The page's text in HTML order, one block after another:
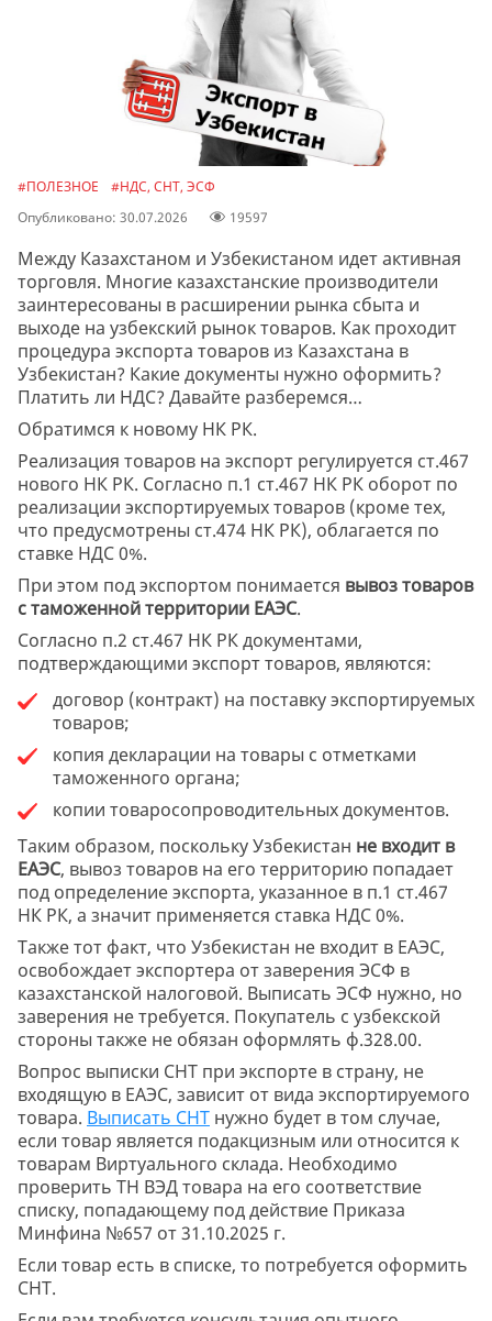
#ПОЛЕЗНОЕ
#НДС, СНТ, ЭСФ
Опубликовано: 30.07.2026
19597
Между Казахстаном и Узбекистаном идет активная
торговля. Многие казахстанские производители
заинтересованы в расширении рынка сбыта и
выходе на узбекский рынок товаров. Как проходит
процедура экспорта товаров из Казахстана в
Узбекистан? Какие документы нужно оформить?
Платить ли НДС? Давайте разберемся…
Обратимся к новому НК РК.
Реализация товаров на экспорт регулируется ст.467
нового НК РК. Согласно п.1 ст.467 НК РК оборот по
реализации экспортируемых товаров (кроме тех,
что предусмотрены ст.474 НК РК), облагается по
ставке НДС 0%.
При этом под экспортом понимается вывоз товаров
с таможенной территории ЕАЭС.
Согласно п.2 ст.467 НК РК документами,
подтверждающими экспорт товаров, являются:
договор (контракт) на поставку экспортируемых
товаров;
копия декларации на товары с отметками
таможенного органа;
копии товаросопроводительных документов.
Таким образом, поскольку Узбекистан не входит в
ЕАЭС, вывоз товаров на его территорию попадает
под определение экспорта, указанное в п.1 ст.467
НК РК, а значит применяется ставка НДС 0%.
Также тот факт, что Узбекистан не входит в ЕАЭС,
освобождает экспортера от заверения ЭСФ в
казахстанской налоговой. Выписать ЭСФ нужно, но
заверения не требуется. Покупатель с узбекской
стороны также не обязан оформлять ф.328.00.
Вопрос выписки СНТ при экспорте в страну, не
входящую в ЕАЭС, зависит от вида экспортируемого
товара. Выписать СНТ нужно будет в том случае,
если товар является подакцизным или относится к
товарам Виртуального склада. Необходимо
проверить ТН ВЭД товара на его соответствие
списку, попадающему под действие Приказа
Минфина №657 от 31.10.2025 г.
Если товар есть в списке, то потребуется оформить
СНТ.